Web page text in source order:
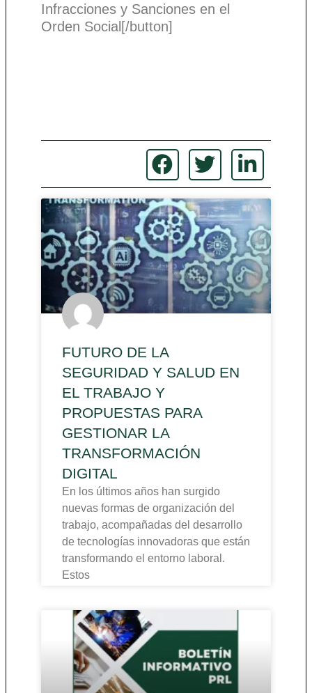
Infracciones y Sanciones en el
Orden Social[/button]
FUTURO DE LA
SEGURIDAD Y SALUD EN
EL TRABAJO Y
PROPUESTAS PARA
GESTIONAR LA
TRANSFORMACIÓN
DIGITAL
En los últimos años han surgido
nuevas formas de organización del
trabajo, acompañadas del desarrollo
de tecnologías innovadoras que están
transformando el entorno laboral.
Estos